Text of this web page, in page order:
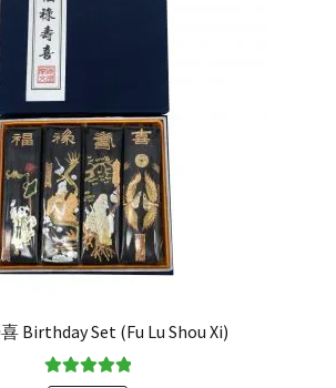
Birthday Set (Fu Lu Shou Xi)